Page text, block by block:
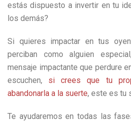
estás dispuesto a invertir en tu
los demás?
Si quieres impactar en tus
perciban como alguien
mensaje impactante que perdure
escuchen, si crees que tu
abandonarla a la suerte, este es tu
Te ayudaremos en todas las